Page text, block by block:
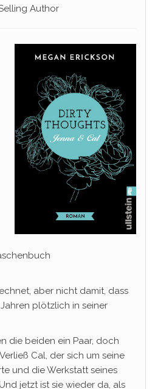
Author
aber nicht damit, dass
plötzlich in seiner
die beiden ein Paar, doch
Cal, der sich um seine
und die Werkstatt seines
jetzt ist sie wieder da, als